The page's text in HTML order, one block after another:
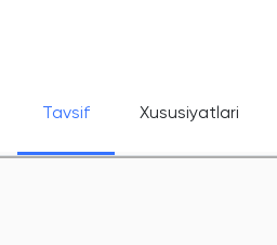
Tavsif Xususiyatlari